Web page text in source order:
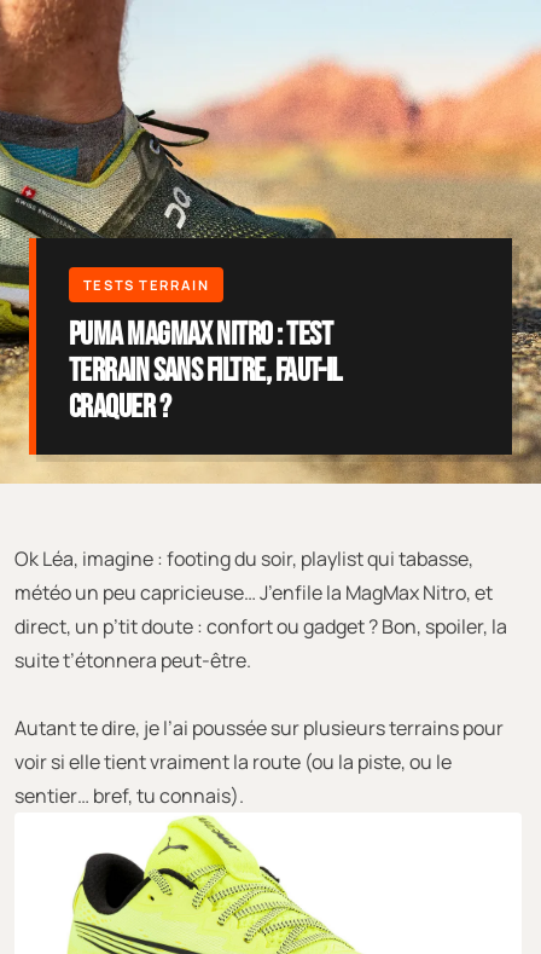
Puma MagMax Nitro : test
terrain sans filtre, faut-il
craquer ?
Ok Léa, imagine : footing du soir, playlist qui tabasse,
météo un peu capricieuse… J’enfile la MagMax Nitro, et
direct, un p’tit doute : confort ou gadget ? Bon, spoiler, la
suite t’étonnera peut-être.
Autant te dire, je l’ai poussée sur plusieurs terrains pour
voir si elle tient vraiment la route (ou la piste, ou le
sentier… bref, tu connais).